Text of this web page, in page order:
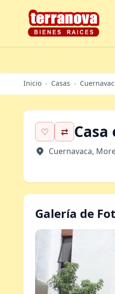
Inicio › Casas ›
♡ ⇄
Cuernavaca,
Galería de